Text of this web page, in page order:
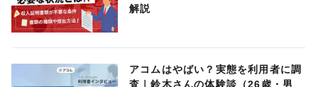
解説
アコムはやばい？実態を利用者に調
査｜鈴木さんの体験談（26歳・男